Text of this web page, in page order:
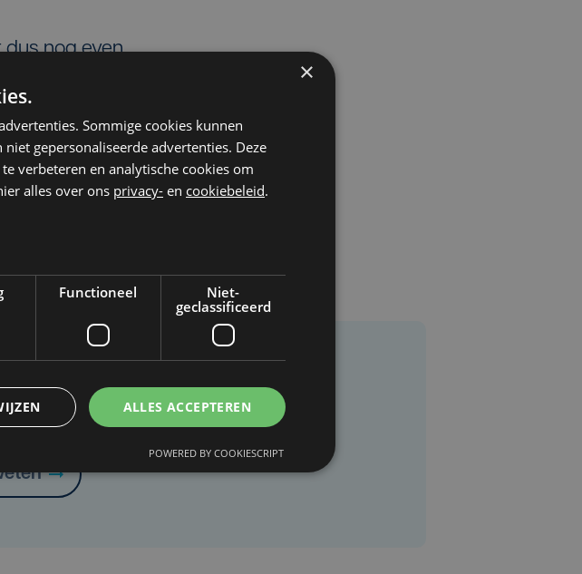
dus nog even
Cornelus als
in dit artikel?
×
Sommige cookies kunnen
gepersonaliseerde advertenties. Deze
verbeteren en analytische cookies om
alles over ons privacy- en cookiebeleid.
Functioneel
Niet-
geclassificeerd
ALLES ACCEPTEREN
POWERED BY COOKIESCRIPT